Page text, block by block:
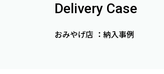
Delivery Case
おみやげ店 ：納入事例